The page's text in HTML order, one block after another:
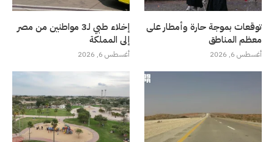
توقعات بموجة حارة وأمطار على
معظم المناطق
أغسطس 6, 2026
إخلاء طبي لـ3 مواطنين من مصر
إلى المملكة
أغسطس 6, 2026